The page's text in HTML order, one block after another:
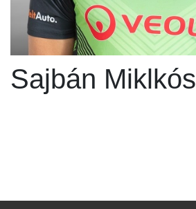
Sajbán Miklkós